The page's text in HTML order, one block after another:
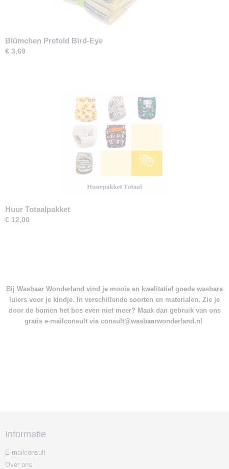
Blümchen Prefold Bird-Eye
€ 3,69
Huur Totaalpakket
€ 12,00
Bij Wasbaar Wonderland vind je mooie en kwalitatief goede wasbare
luiers voor je kindje. In verschillende soorten en materialen. Zie je
door de bomen het bos even niet meer? Maak dan gebruik van ons
gratis e-mailconsult via consult@wasbaarwonderland.nl
Informatie
E-mailconsult
Over ons